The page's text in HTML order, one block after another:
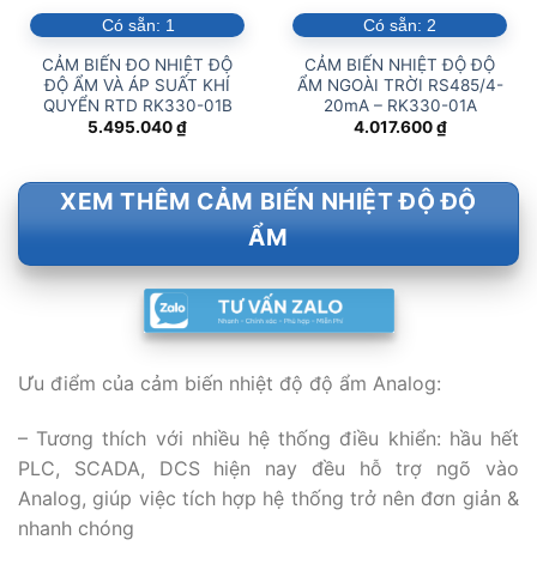
Có sẵn: 1
CẢM BIẾN ĐO NHIỆT ĐỘ
ĐỘ ẨM VÀ ÁP SUẤT KHÍ
QUYỂN RTD RK330-01B
5.495.040₫
Có sẵn: 2
CẢM BIẾN NHIỆT ĐỘ ĐỘ
ẨM NGOÀI TRỜI RS485/4-
20mA – RK330-01A
4.017.600₫
XEM THÊM CẢM BIẾN NHIỆT ĐỘ ĐỘ
ẨM
Ưu điểm của cảm biến nhiệt độ độ ẩm Analog:
– Tương thích với nhiều hệ thống điều khiển: hầu hết
PLC, SCADA, DCS hiện nay đều hỗ trợ ngõ vào
Analog, giúp việc tích hợp hệ thống trở nên đơn giản &
nhanh chóng